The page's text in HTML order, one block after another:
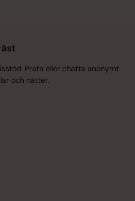
Prata eller chatta anonymt
och nätter.